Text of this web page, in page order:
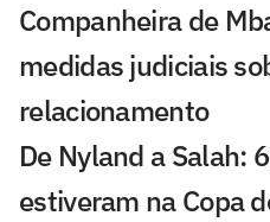
Companheira de
medidas judiciais
relacionamento
De Nyland a Salah:
estiveram na Copa